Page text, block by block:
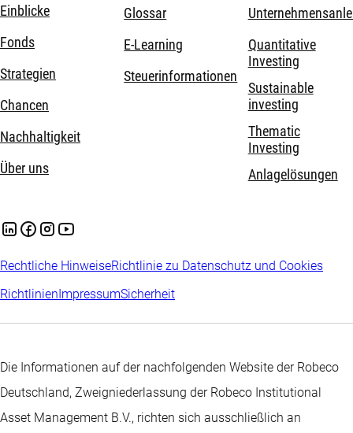
Einblicke
Fonds
Strategien
Chancen
Nachhaltigkeit
Über uns
Glossar
E-Learning
Steuerinformationen
Quantitative
Investing
Sustainable
investing
Thematic
Investing
Anlagelösungen
Rechtliche HinweiseRichtlinie zu Datenschutz und Cookies
RichtlinienImpressumSicherheit
Die Informationen auf der nachfolgenden Website der Robeco
Deutschland, Zweigniederlassung der Robeco Institutional
Asset Management B.V., richten sich ausschließlich an